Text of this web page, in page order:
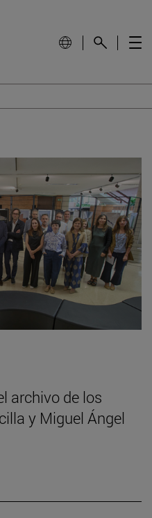
archivo de los
y Miguel Ángel